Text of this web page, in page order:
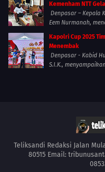
Kemenham NTT
Denpasar – Kepala
Eem Nurmanah,
Kapolri Cup 2025
Menembak
Denpasar - Kabid
S.I.K.,
Teliksandi Redaksi Jalan
80515 Email: